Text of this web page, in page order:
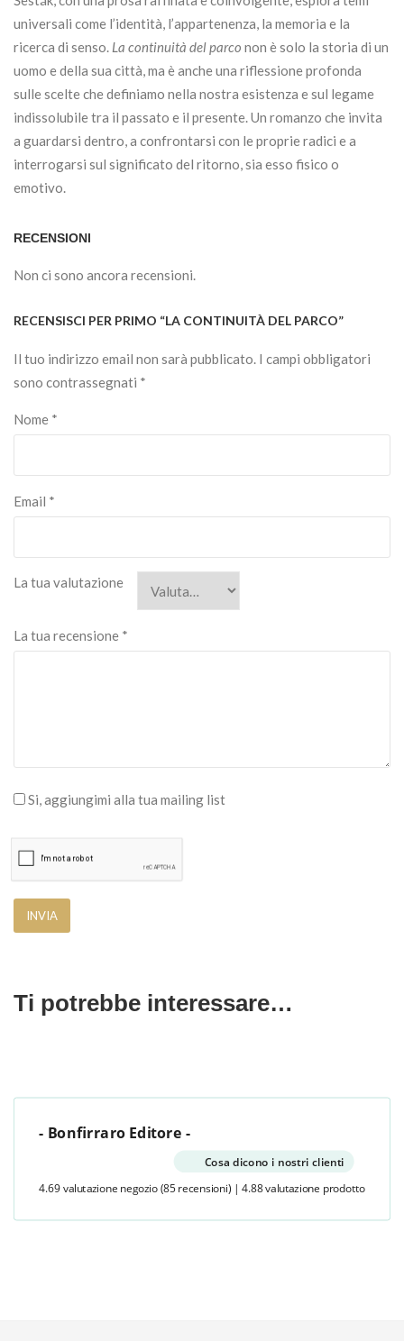
universali come l’identità, l’appartenenza, la memoria e la
ricerca di senso. La continuità del parco non è solo la storia di un
uomo e della sua città, ma è anche una riflessione profonda
sulle scelte che definiamo nella nostra esistenza e sul legame
indissolubile tra il passato e il presente. Un romanzo che invita
a guardarsi dentro, a confrontarsi con le proprie radici e a
interrogarsi sul significato del ritorno, sia esso fisico o
emotivo.
RECENSIONI
Non ci sono ancora recensioni.
RECENSISCI PER PRIMO “LA CONTINUITÀ DEL PARCO”
Il tuo indirizzo email non sarà pubblicato. I campi obbligatori
sono contrassegnati *
Nome *
Email *
La tua valutazione
La tua recensione *
Si, aggiungimi alla tua mailing list
Ti potrebbe interessare…
- Bonfirraro Editore -
Cosa dicono i nostri clienti
4.69 valutazione negozio (85 recensioni) | 4.88 valutazione prodotto